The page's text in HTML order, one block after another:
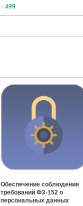
↓ 499
Обеспечение соблюдения
требований ФЗ-152 о
персональных данных